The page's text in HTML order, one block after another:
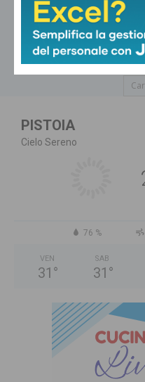
Sport
PISTOIA
Cielo Sereno
76 %
VEN
31 °
SAB
31 °